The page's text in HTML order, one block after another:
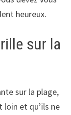
heureux.
sur la
sur la plage,
loin et qu’ils ne